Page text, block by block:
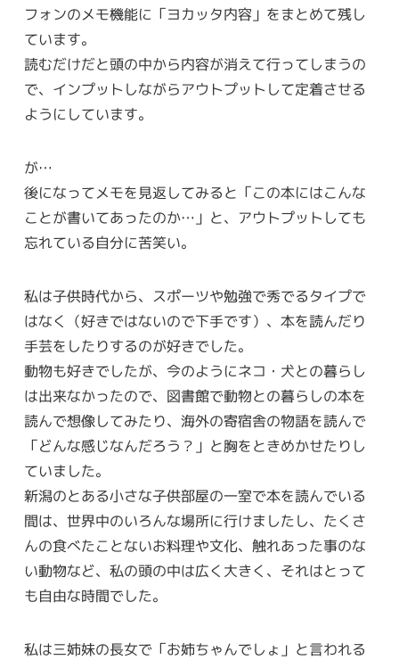
フォンのメモ機能に「ヨカッタ内容」をまとめて残し
ています。
読むだけだと頭の中から内容が消えて行ってしまうの
で、インプットしながらアウトプットして定着させる
ようにしています。
が…
後になってメモを見返してみると「この本にはこんな
ことが書いてあったのか…」と、アウトプットしても
忘れている自分に苦笑い。
私は子供時代から、スポーツや勉強で秀でるタイプで
はなく（好きではないので下手です）、本を読んだり
手芸をしたりするのが好きでした。
動物も好きでしたが、今のようにネコ・犬との暮らし
は出来なかったので、図書館で動物との暮らしの本を
読んで想像してみたり、海外の寄宿舎の物語を読んで
「どんな感じなんだろう？」と胸をときめかせたりし
ていました。
新潟のとある小さな子供部屋の一室で本を読んでいる
間は、世界中のいろんな場所に行けましたし、たくさ
んの食べたことないお料理や文化、触れあった事のな
い動物など、私の頭の中は広く大きく、それはとって
も自由な時間でした。
私は三姉妹の長女で「お姉ちゃんでしょ」と言われる